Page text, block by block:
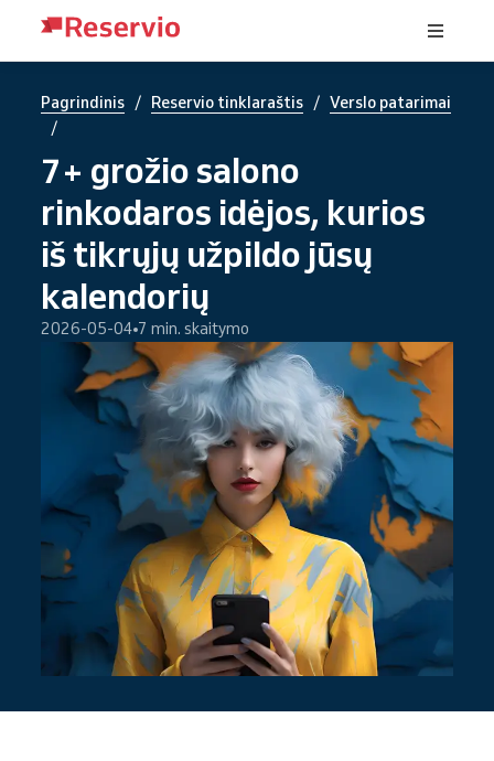
Pagrindinis / Reservio tinklaraštis / Verslo patarimai
/
7+ grožio salono
rinkodaros idėjos, kurios
iš tikrųjų užpildo jūsų
kalendorių
2026-05-04 7 min. skaitymo